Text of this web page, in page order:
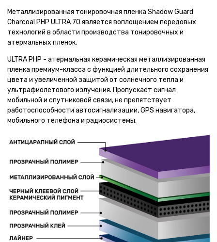
Металлизированная тонировочная пленка Shadow Guard
Charcoal PHP ULTRA 70 является воплощением передовых
технологий в области производства тонировочных и
атермальных пленок.
ULTRA PHP - атермальная керамическая металлизированная
пленка премиум-класса с функцией длительного сохранения
цвета и увеличенной защитой от солнечного тепла и
ультрафиолетового излучения. Пропускает сигнал
мобильной и спутниковой связи, не препятствует
работоспособности автосигнализации, GPS навигатора,
мобильного телефона и радиосистемы.